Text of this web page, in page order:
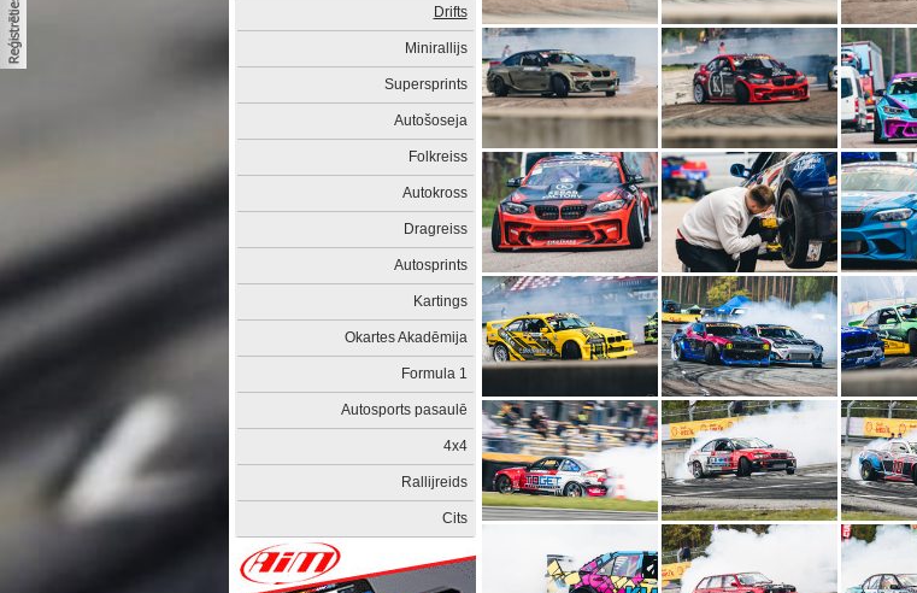
Drifts
Minirallijs
Supersprints
Autošoseja
Folkreiss
Autokross
Dragreiss
Autosprints
Kartings
Okartes Akadēmija
Formula 1
Autosports pasaulē
4x4
Rallijreids
Cits